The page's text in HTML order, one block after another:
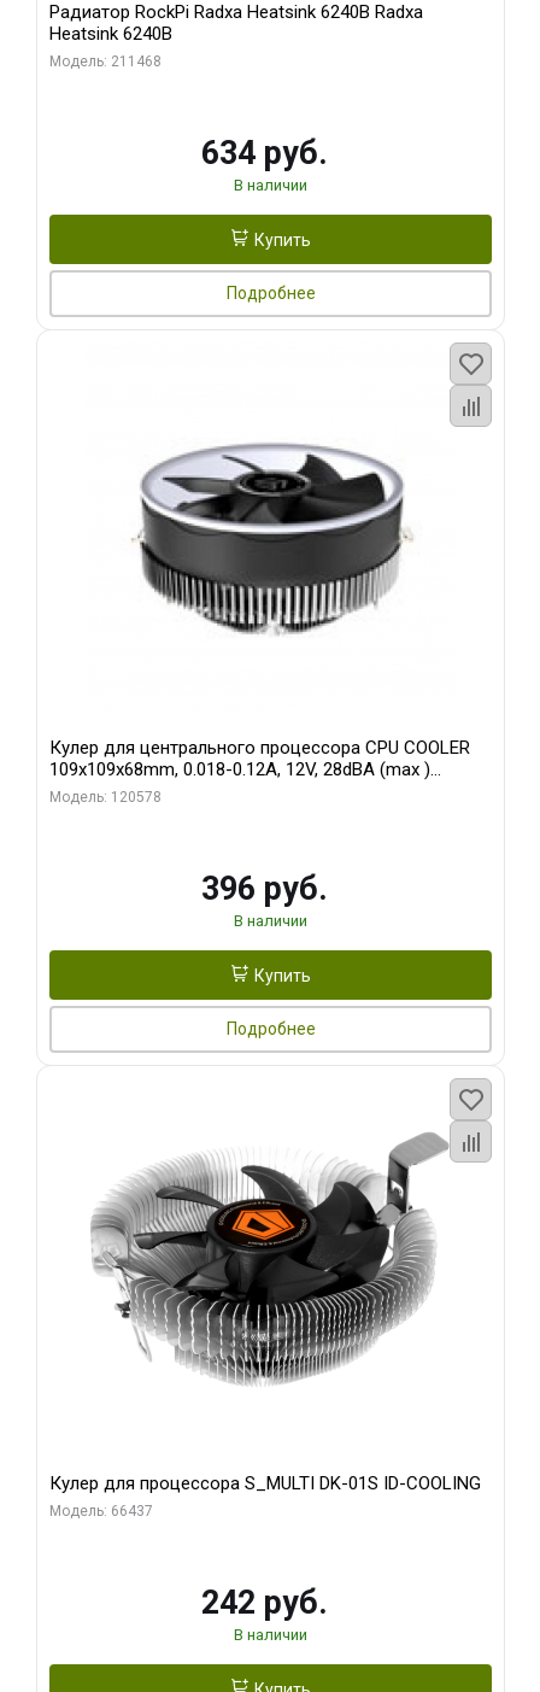
Радиатор RockPi Radxa Heatsink 6240B Radxa
Heatsink 6240B
Модель: 211468
634 руб.
В наличии
Купить
Подробнее
Кулер для центрального процессора CPU COOLER
109x109x68mm, 0.018-0.12A, 12V, 28dBA (max )
+/-10%
Модель: 120578
396 руб.
В наличии
Купить
Подробнее
Кулер для процессора S_MULTI DK-01S ID-COOLING
Модель: 66437
242 руб.
В наличии